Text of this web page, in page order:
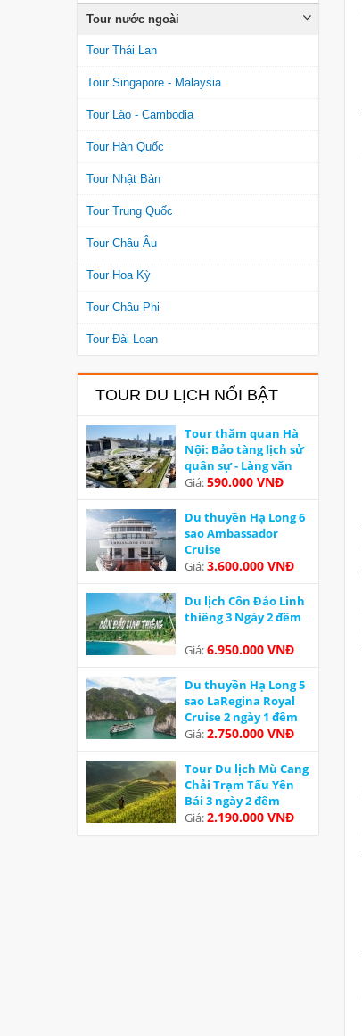
Tour nước ngoài
Tour Thái Lan
Tour Singapore - Malaysia
Tour Lào - Cambodia
Tour Hàn Quốc
Tour Nhật Bản
Tour Trung Quốc
Tour Châu Âu
Tour Hoa Kỳ
Tour Châu Phi
Tour Đài Loan
TOUR DU LỊCH NỔI BẬT
Tour thăm quan Hà
Nội: Bảo tàng lịch sử
quân sự - Làng văn
hoá các dân tộc Việt
Giá:590.000 VNĐ
Du thuyền Hạ Long 6
sao Ambassador
Cruise
Giá:3.600.000 VNĐ
Du lịch Côn Đảo Linh
thiêng 3 Ngày 2 đêm
Giá:6.950.000 VNĐ
Du thuyền Hạ Long 5
sao LaRegina Royal
Cruise 2 ngày 1 đêm
Ưu đãi
Giá:2.750.000 VNĐ
Tour Du lịch Mù Cang
Chải Trạm Tấu Yên
Bái 3 ngày 2 đêm
Giá:2.190.000 VNĐ